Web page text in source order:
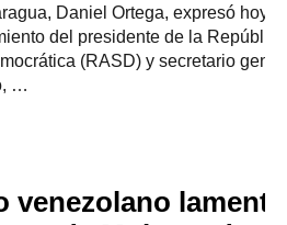
Daniel Ortega, expresó hoy
del presidente de la República
(RASD) y secretario
…
venezolano lamentó